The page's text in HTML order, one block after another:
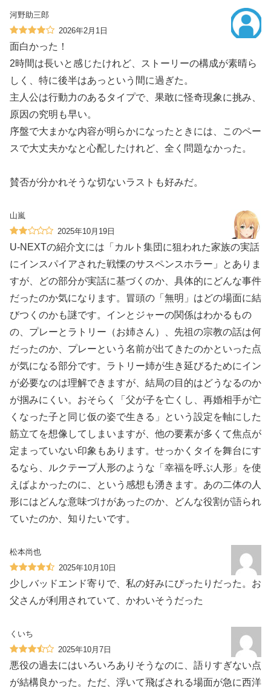
河野助三郎
2026年2月1日
面白かった！
2時間は長いと感じたけれど、ストーリーの構成が素晴ら
しく、特に後半はあっという間に過ぎた。
主人公は行動力のあるタイプで、果敢に怪奇現象に挑み、
原因の究明も早い。
序盤で大まかな内容が明らかになったときには、このペー
スで大丈夫かなと心配したけれど、全く問題なかった。
賛否が分かれそうな切ないラストも好みだ。
山嵐
2025年10月19日
U-NEXTの紹介文には「カルト集団に狙われた家族の実話
にインスパイアされた戦慄のサスペンスホラー」とありま
すが、どの部分が実話に基づくのか、具体的にどんな事件
だったのか気になります。冒頭の「無明」はどの場面に結
びつくのかも謎です。インとジャーの関係はわかるもの
の、プレーとラトリー（お姉さん）、先祖の宗教の話は何
だったのか、プレーという名前が出てきたのかといった点
が気になる部分です。ラトリー姉が生き延びるためにイン
が必要なのは理解できますが、結局の目的はどうなるのか
が掴みにくい。おそらく「父が子を亡くし、再婚相手が亡
くなった子と同じ仮の姿で生きる」という設定を軸にした
筋立てを想像してしまいますが、他の要素が多くて焦点が
定まっていない印象もあります。せっかくタイを舞台にす
るなら、ルクテープ人形のような「幸福を呼ぶ人形」を使
えばよかったのに、という感想も湧きます。あの二体の人
形にはどんな意味づけがあったのか、どんな役割が語られ
ていたのか、知りたいです。
松本尚也
2025年10月10日
少しバッドエンド寄りで、私の好みにぴったりだった。お
父さんが利用されていて、かわいそうだった
くいち
2025年10月7日
悪役の過去にはいろいろありそうなのに、語りすぎない点
が結構良かった。ただ、浮いて飛ばされる場面が急に西洋